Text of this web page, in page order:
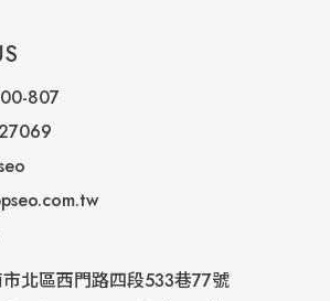
807
北區西門路四段533巷77號